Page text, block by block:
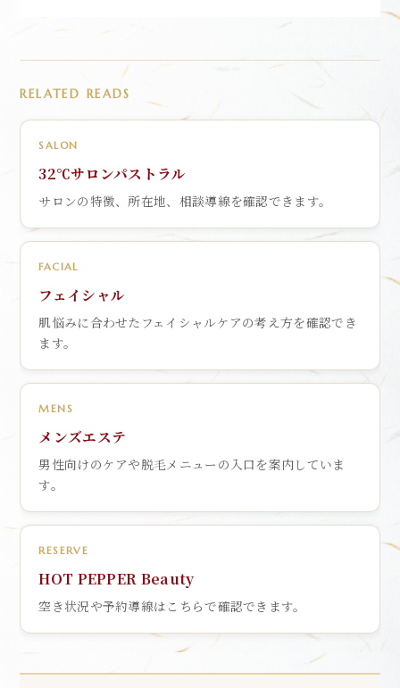
RELATED READS
SALON
32℃サロンパストラル
サロンの特徴、所在地、相談導線を確認できます。
FACIAL
フェイシャル
肌悩みに合わせたフェイシャルケアの考え方を確認でき
ます。
MENS
メンズエステ
男性向けのケアや脱毛メニューの入口を案内していま
す。
RESERVE
HOT PEPPER Beauty
空き状況や予約導線はこちらで確認できます。